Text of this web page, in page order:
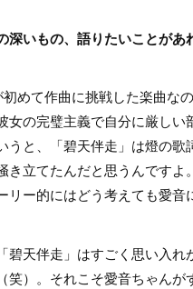
いもの、語りたいことがあ
て作曲に挑戦した楽曲なの
の完璧主義で自分に厳しい
と、「碧天伴走」は燈の歌
立てたんだと思うんです
ー的にはどう考えても愛音
天伴走」はすごく思い入れ
）。それこそ愛音ちゃんが